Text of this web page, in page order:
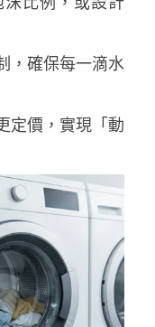
，確保每一滴水
定價，實現「動